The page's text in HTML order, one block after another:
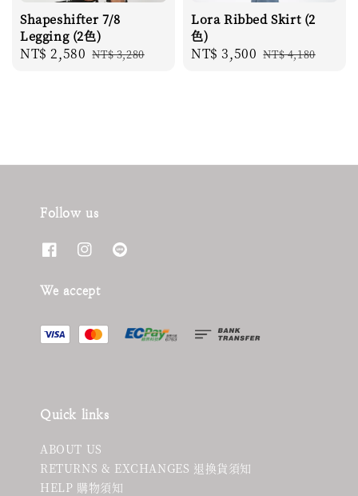
Shapeshifter 7/8
Legging (2色)
Sale
NT$ 2,580 Regular
NT$ 3,280
Lora Ribbed Skirt (2
色)
Sale
NT$ 3,500 Regular
NT$ 4,180
Follow us
We accept
Quick links
ABOUT US
RETURNS & EXCHANGES 退換貨須知
HELP 購物須知